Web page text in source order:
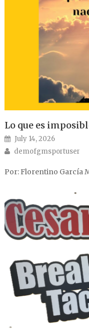
Lo que es
Posted on
July 14, 2026
Author
demofgmsportuser
Por: Florentino García